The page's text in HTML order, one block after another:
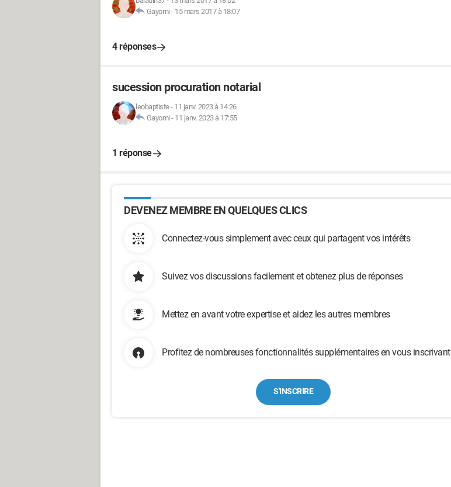
Gayomi - 15 mars 2017 à 18:07
4 réponses
sucession procuration notarial
leobaptiste- 11 janv. 2023 à 14:26
Gayomi - 11 janv. 2023 à 17:55
1 réponse
DEVENEZ MEMBRE EN QUELQUES CLICS
Connectez-vous simplement avec ceux qui partagent vos intérêts
Suivez vos discussions facilement et obtenez plus de réponses
Mettez en avant votre expertise et aidez les autres membres
Profitez de nombreuses fonctionnalités supplémentaires en vous inscrivant
S'INSCRIRE